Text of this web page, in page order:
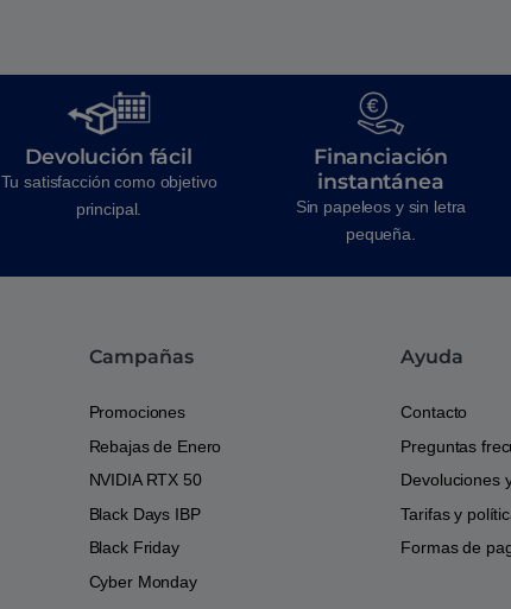
Devolución fácil
Tu satisfacción como objetivo
principal.
Financiación
instantánea
Sin papeleos y sin letra
pequeña.
Campañas
Promociones
Rebajas de Enero
NVIDIA RTX 50
Black Days IBP
Black Friday
Cyber Monday
Ayuda
Contacto
Preguntas
Devoluciones
Tarifas y
Formas de